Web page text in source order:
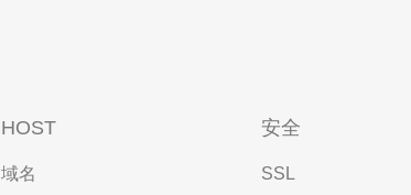
HOST
域名
安全
SSL